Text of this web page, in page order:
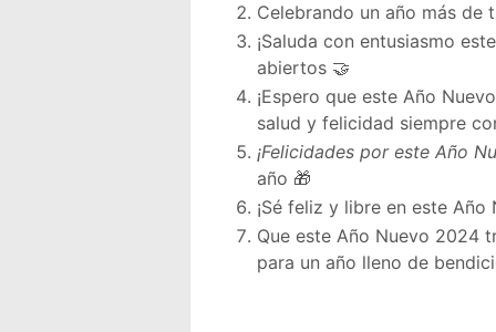
Celebrando un año más de
¡Saluda con entusiasmo
abiertos 🤝
¡Espero que este Año
salud y felicidad siempre
¡Felicidades por este Año
año 🎁
¡Sé feliz y libre en este
Que este Año Nuevo 2024
para un año lleno de